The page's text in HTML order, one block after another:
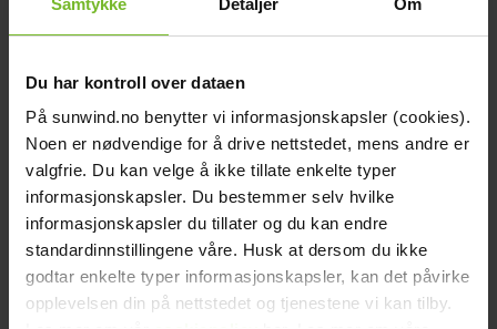
Du har kontroll over dataen
På sunwind.no benytter vi informasjonskapsler (cookies).
Noen er nødvendige for å drive nettstedet, mens andre er
valgfrie. Du kan velge å ikke tillate enkelte typer
informasjonskapsler. Du bestemmer selv hvilke
informasjonskapsler du tillater og du kan endre
standardinnstillingene våre. Husk at dersom du ikke
godtar enkelte typer informasjonskapsler, kan det påvirke
opplevelsen din på nettstedet og tjenestene vi kan tilby.
1 526,-
Tidigare pris:1 795,-
Victronkampanj
-15%